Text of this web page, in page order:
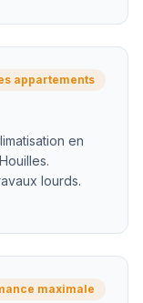
appartements
en
lourds.
maximale